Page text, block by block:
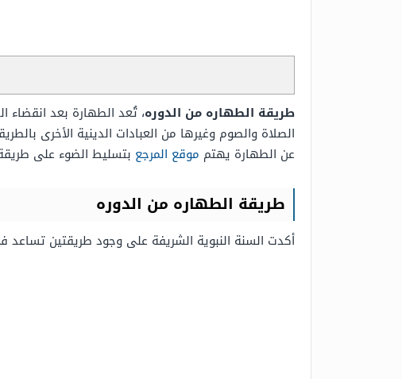
طريقة الطهاره من الدوره، تُعد الطهارة بعد انقضاء
الصلاة والصوم وغيرها من العبادات الدينية الأخرى
عن الطهارة يهتم موقع المرجع بتسليط الضوء على
طريقة الطهاره من الدوره
أكدت السنة النبوية الشريفة على وجود طريقتين تساعد